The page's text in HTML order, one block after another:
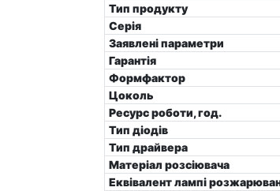
Тип продукту
Серія
Заявлені параметри
Гарантія
Формфактор
Цоколь
Ресурс роботи, год.
Тип діодів
Тип драйвера
Матеріал розсіювача
Еквівалент лампі